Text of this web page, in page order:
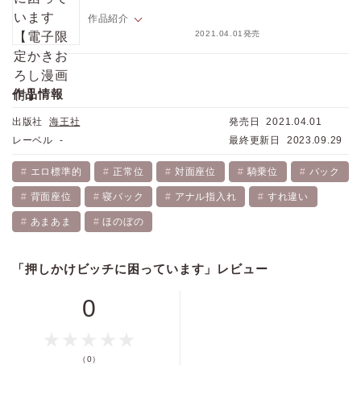
作品紹介
2021.04.01発売
「責任とって毎晩してねｖ」朝起きると、三郎の隣に見知らぬ美人が寝
ていた。どうやら昨夜泥酔したところに声をかけられ、お持ち帰りして
しまったらしい…。彼・新山夕陽とはそれっきり――と思いきや、その
日の夜にまたも遭遇、なし崩しに再び寝てしまう。毎晩相手を探してい
体質らしく…？
作品情報
出版社
海王社
レーベル
-
発売日
2021.04.01
最終更新日
2023.09.29
エロ標準的 正常位 対面座位 騎乗位 バック
背面座位 寝バック アナル指入れ すれ違い
あまあま ほのぼの
「押しかけビッチに困っています」レビュー
0
（0）
価格
pt
ポイントを消費して購入するにはログイン・会員登録が必要です